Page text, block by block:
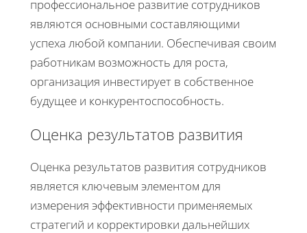
профессиональное развитие сотрудников
являются основными составляющими
успеха любой компании. Обеспечивая своим
работникам возможность для роста,
организация инвестирует в собственное
будущее и конкурентоспособность.
Оценка результатов развития
Оценка результатов развития сотрудников
является ключевым элементом для
измерения эффективности применяемых
стратегий и корректировки дальнейших